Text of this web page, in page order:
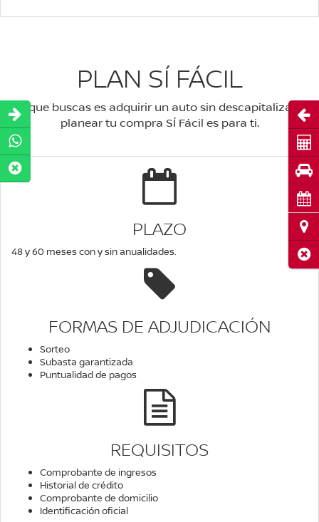
PLAN SÍ FÁCIL
Si lo que buscas es adquirir un auto sin descapitalizarte y
planear tu compra SÍ Fácil es para ti.
PLAZO
48 y 60 meses con y sin anualidades.
FORMAS DE ADJUDICACIÓN
Sorteo
Subasta garantizada
Puntualidad de pagos
REQUISITOS
Comprobante de ingresos
Historial de crédito
Comprobante de domicilio
Identificación oficial